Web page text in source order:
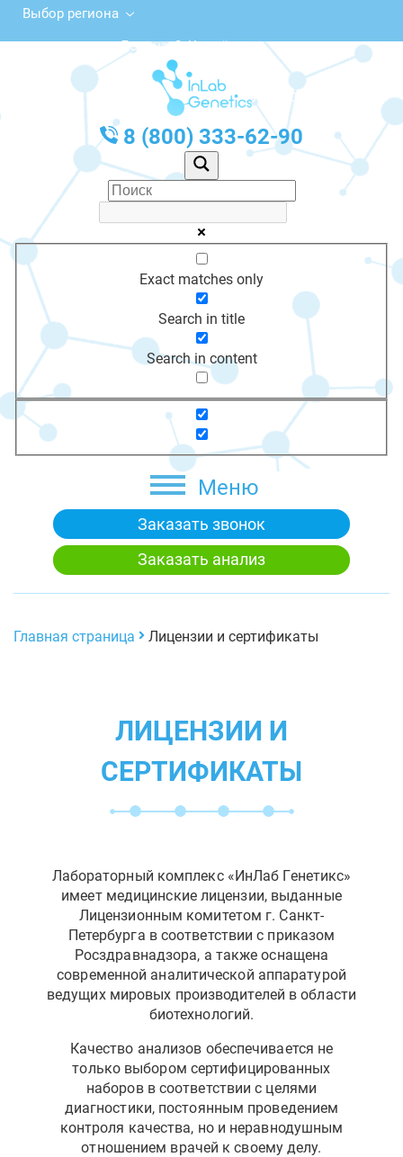
Выбор региона
ул. Ленина, 2, Кремёнки
с 10:00 до 20:00
График работы: Пн-Пт с 10:00 до 20:00
8 (800) 333-62-90
Exact matches only
Search in title
Search in content
Меню
Заказать звонок
Заказать анализ
Главная страница Лицензии и сертификаты
ЛИЦЕНЗИИ И
СЕРТИФИКАТЫ
Лабораторный комплекс «ИнЛаб Генетикс»
имеет медицинские лицензии, выданные
Лицензионным комитетом г. Санкт-
Петербурга в соответствии с приказом
Росздравнадзора, а также оснащена
современной аналитической аппаратурой
ведущих мировых производителей в области
биотехнологий.
Качество анализов обеспечивается не
только выбором сертифицированных
наборов в соответствии с целями
диагностики, постоянным проведением
контроля качества, но и неравнодушным
отношением врачей к своему делу.